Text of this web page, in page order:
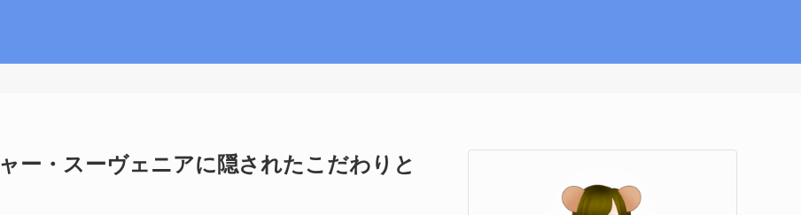
ー・スーヴェニアに隠されたこだわりと